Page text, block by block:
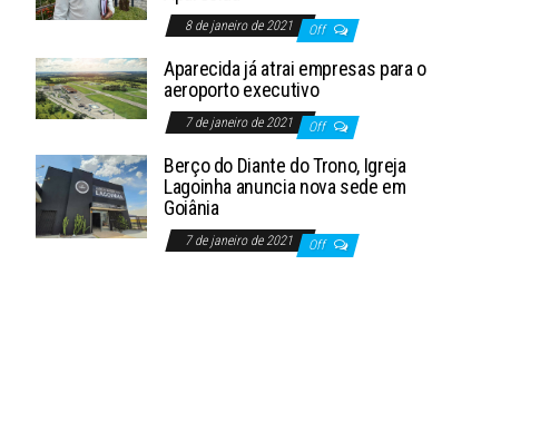
8 de janeiro de 2021 Off
Aparecida já atrai empresas para o
aeroporto executivo
7 de janeiro de 2021 Off
Berço do Diante do Trono, Igreja
Lagoinha anuncia nova sede em
Goiânia
7 de janeiro de 2021 Off